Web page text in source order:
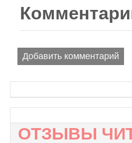
Добавить комментарий
ОТЗЫВЫ